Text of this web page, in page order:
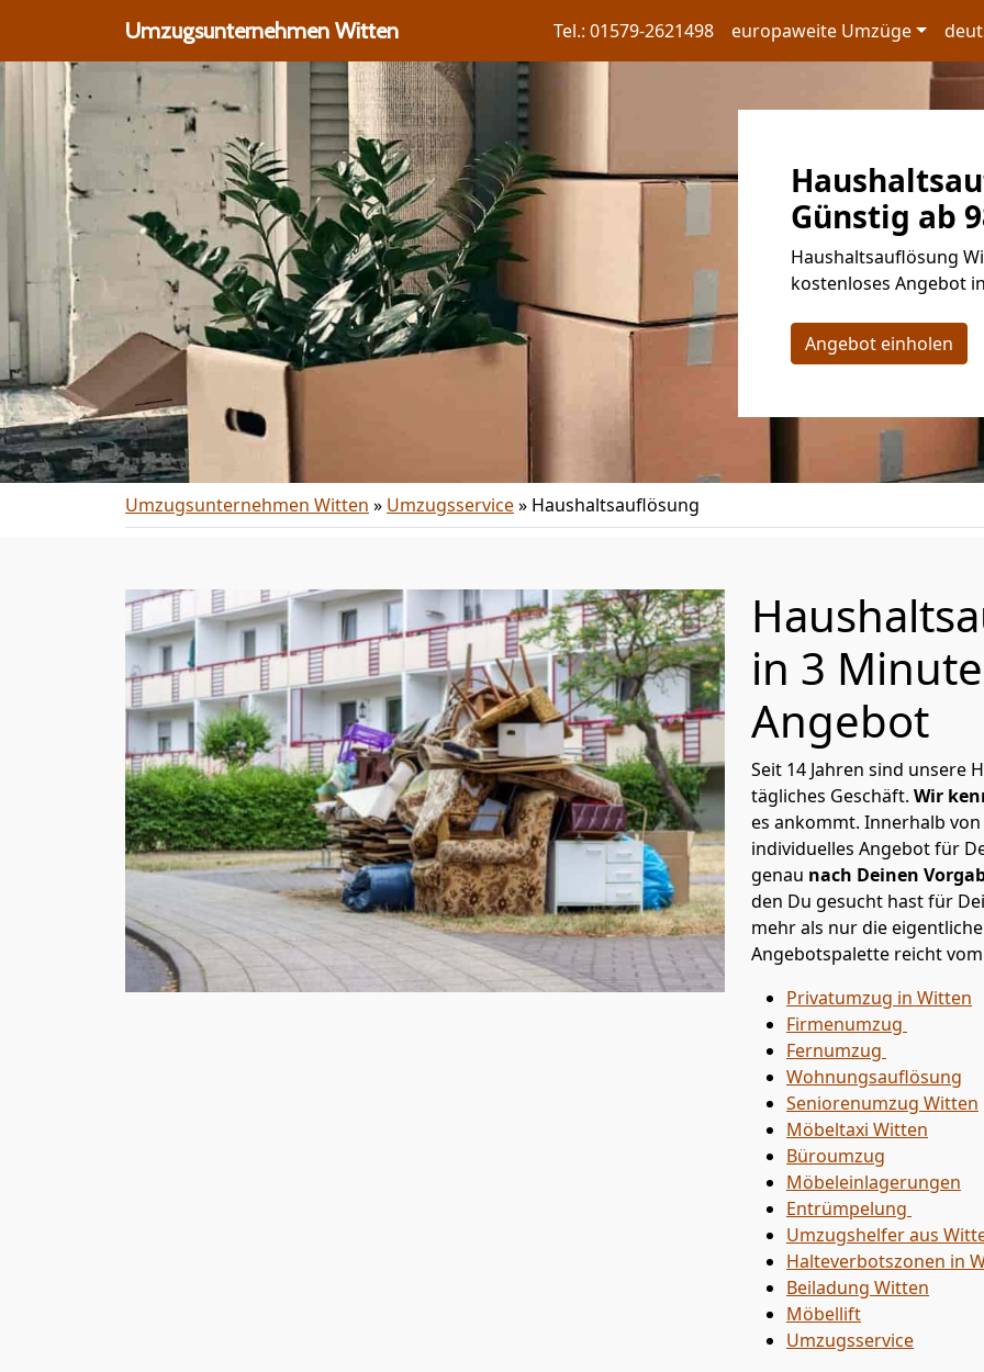
Umzugsunternehmen Witten Tel.: 01579-2621498 europaweite Umzüge
Günstig ab
Haushaltsauflösung
kostenloses Angebot
Angebot einholen
Umzugsunternehmen Witten » Umzugsservice» Haushaltsauflösung
in 3
Angebot
Seit 14 Jahren sind unsere
tägliches Geschäft. Wir
es ankommt. Innerhalb
individuelles Angebot für
genau nach Deinen
den Du gesucht hast für
mehr als nur die
Angebotspalette reicht
Privatumzug in Witten
Firmenumzug
Fernumzug
Wohnungsauflösung
Seniorenumzug Witten
Möbeltaxi Witten
Büroumzug
Möbeleinlagerungen
Entrümpelung
Umzugshelfer aus
Halteverbotszonen in
Beiladung Witten
Möbellift
Umzugsservice